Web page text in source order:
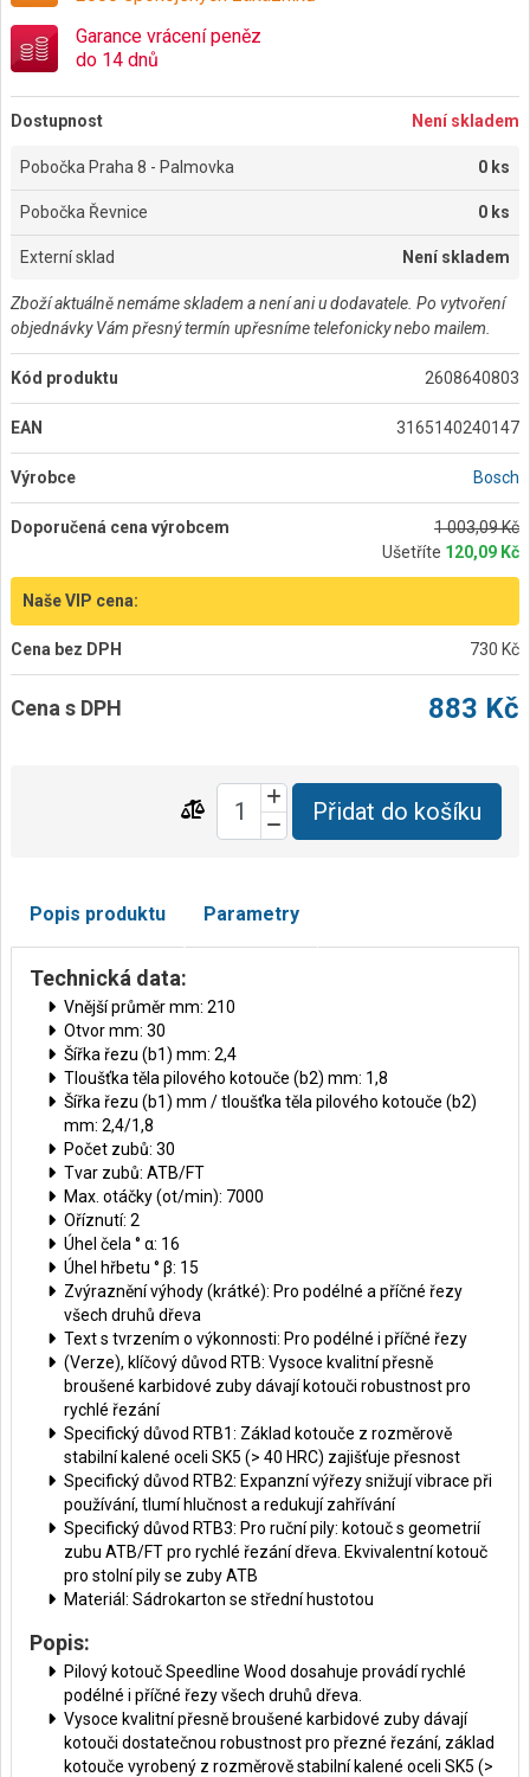
Garance vrácení peněz
do 14 dnů
Dostupnost Není skladem
Pobočka Praha 8 - Palmovka 0 ks
Pobočka Řevnice 0 ks
Externí sklad Není skladem
Zboží aktuálně nemáme skladem a není ani u dodavatele. Po vytvoření
objednávky Vám přesný termín upřesníme telefonicky nebo mailem.
Kód produktu 2608640803
EAN 3165140240147
Výrobce Bosch
Doporučená cena výrobcem
1 003,09 Kč
Ušetříte 120,09 Kč
Naše VIP cena:
Cena bez DPH 730 Kč
Cena s DPH 883 Kč
Přidat do košíku
Popis produktu Parametry
Technická data:
Vnější průměr mm: 210
Otvor mm: 30
Šířka řezu (b1) mm: 2,4
Tloušťka těla pilového kotouče (b2) mm: 1,8
Šířka řezu (b1) mm / tloušťka těla pilového kotouče (b2)
mm: 2,4/1,8
Počet zubů: 30
Tvar zubů: ATB/FT
Max. otáčky (ot/min): 7000
Oříznutí: 2
Úhel čela ° α: 16
Úhel hřbetu ° β: 15
Zvýraznění výhody (krátké): Pro podélné a příčné řezy
všech druhů dřeva
Text s tvrzením o výkonnosti: Pro podélné i příčné řezy
(Verze), klíčový důvod RTB: Vysoce kvalitní přesně
broušené karbidové zuby dávají kotouči robustnost pro
rychlé řezání
Specifický důvod RTB1: Základ kotouče z rozměrově
stabilní kalené oceli SK5 (> 40 HRC) zajišťuje přesnost
Specifický důvod RTB2: Expanzní výřezy snižují vibrace při
používání, tlumí hlučnost a redukují zahřívání
Specifický důvod RTB3: Pro ruční pily: kotouč s geometrií
zubu ATB/FT pro rychlé řezání dřeva. Ekvivalentní kotouč
pro stolní pily se zuby ATB
Materiál: Sádrokarton se střední hustotou
Popis:
Pilový kotouč Speedline Wood dosahuje provádí rychlé
podélné i příčné řezy všech druhů dřeva.
Vysoce kvalitní přesně broušené karbidové zuby dávají
kotouči dostatečnou robustnost pro přezné řezání, základ
kotouče vyrobený z rozměrově stabilní kalené oceli SK5 (>